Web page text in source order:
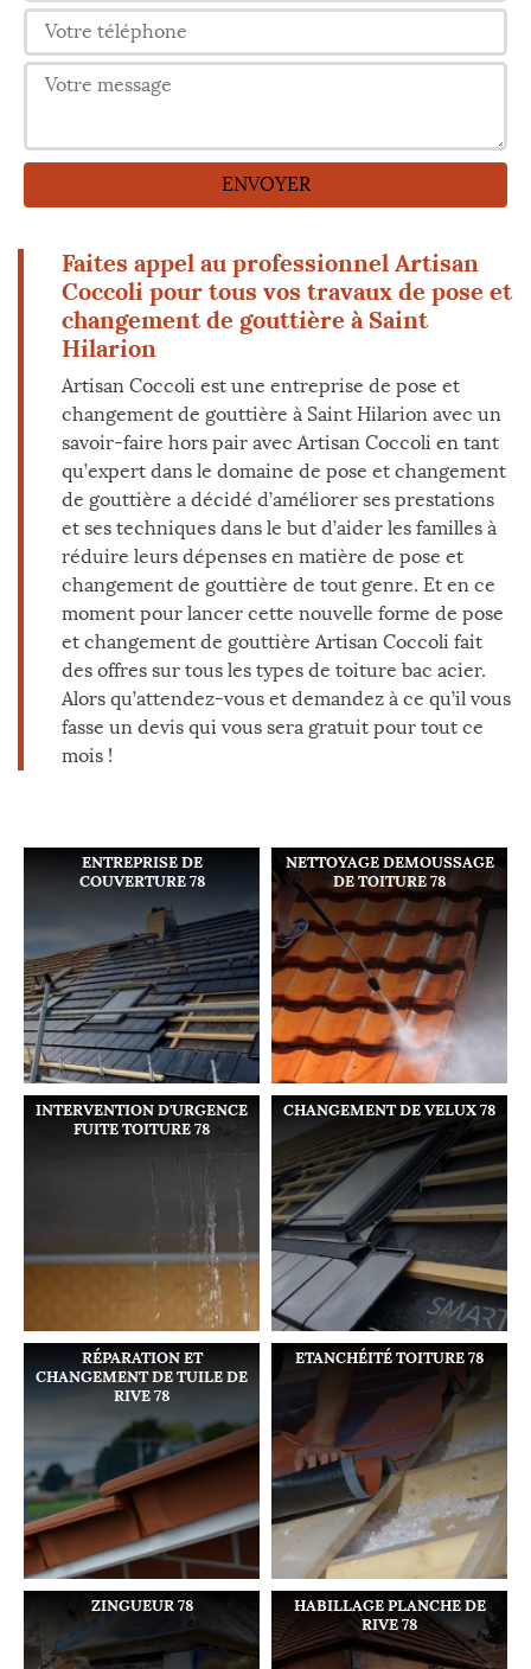
Faites appel au professionnel Artisan
Coccoli pour tous vos travaux de pose et
changement de gouttière à Saint
Hilarion
Artisan Coccoli est une entreprise de pose et
changement de gouttière à Saint Hilarion avec un
savoir-faire hors pair avec Artisan Coccoli en tant
qu’expert dans le domaine de pose et changement
de gouttière a décidé d’améliorer ses prestations
et ses techniques dans le but d’aider les familles à
réduire leurs dépenses en matière de pose et
changement de gouttière de tout genre. Et en ce
moment pour lancer cette nouvelle forme de pose
et changement de gouttière Artisan Coccoli fait
des offres sur tous les types de toiture bac acier.
Alors qu’attendez-vous et demandez à ce qu’il vous
fasse un devis qui vous sera gratuit pour tout ce
mois !
ENTREPRISE DE
COUVERTURE 78
NETTOYAGE DEMOUSSAGE
DE TOITURE 78
INTERVENTION D'URGENCE
FUITE TOITURE 78
CHANGEMENT DE VELUX 78
RÉPARATION ET
CHANGEMENT DE TUILE DE
RIVE 78
ETANCHÉITÉ TOITURE 78
ZINGUEUR 78
HABILLAGE PLANCHE DE
RIVE 78